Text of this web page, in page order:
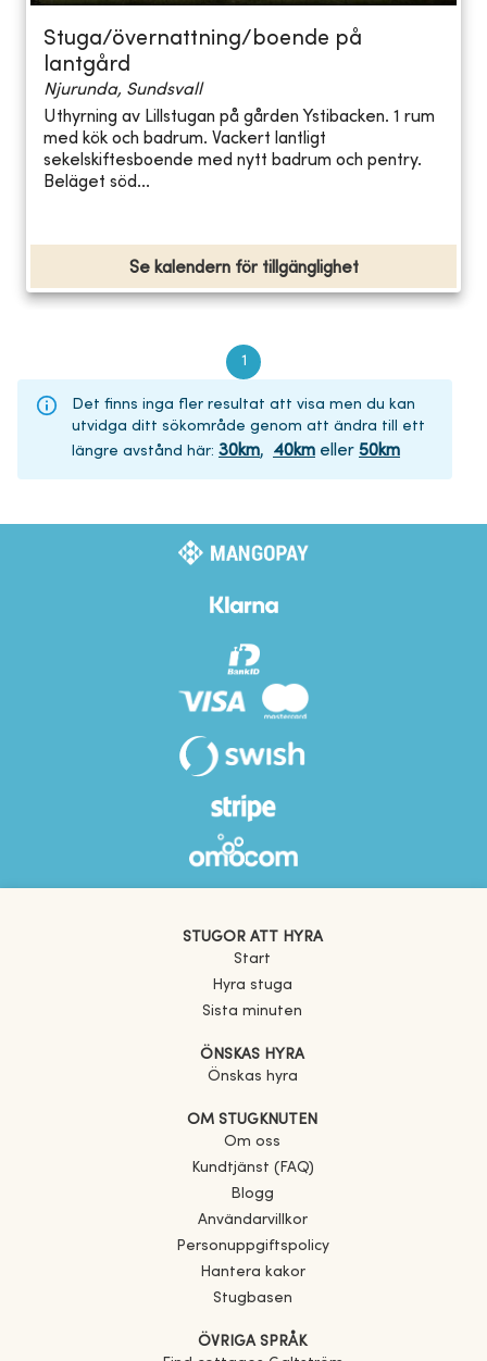
Stuga/övernattning/boende på
lantgård
Njurunda, Sundsvall
Uthyrning av Lillstugan på gården Ystibacken. 1 rum
med kök och badrum. Vackert lantligt
sekelskiftesboende med nytt badrum och pentry.
Beläget söd...
Se kalendern för tillgänglighet
1
Det finns inga fler resultat att visa men du kan
utvidga ditt sökområde genom att ändra till ett
längre avstånd här: 30km, 40km eller 50km
STUGOR ATT HYRA
Start
Hyra stuga
Sista minuten
ÖNSKAS HYRA
Önskas hyra
OM STUGKNUTEN
Om oss
Kundtjänst (FAQ)
Blogg
Användarvillkor
Personuppgiftspolicy
Hantera kakor
Stugbasen
ÖVRIGA SPRÅK